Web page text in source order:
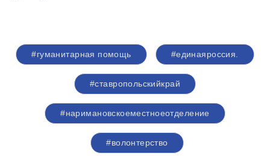
#гуманитарная помощь #единаяроссия.
#ставропольскийкрай
#наримановскоеместноеотделение
#волонтерство